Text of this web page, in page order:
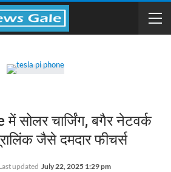
सोलर चार्जिंग, बगैर नेटवर्क
जैसे दमदार फीचर्स
updated July 22, 2025 1:29 pm